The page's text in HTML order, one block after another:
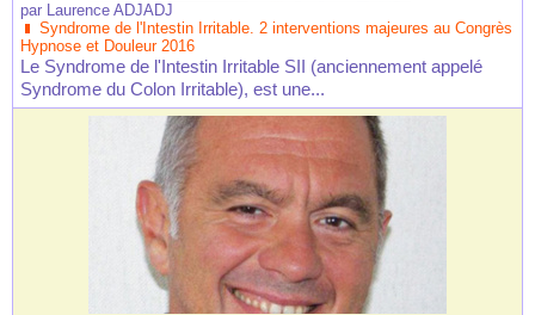
par Laurence ADJADJ
Syndrome de l'Intestin Irritable. 2 interventions majeures au Congrès
Hypnose et Douleur 2016
Le Syndrome de l'Intestin Irritable SII (anciennement appelé
Syndrome du Colon Irritable), est une...